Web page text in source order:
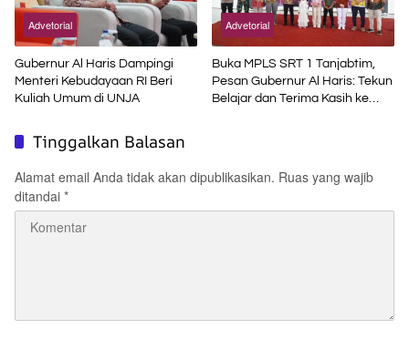
Advetorial
Gubernur Al Haris Dampingi
Menteri Kebudayaan RI Beri
Kuliah Umum di UNJA
Advetorial
Buka MPLS SRT 1 Tanjabtim,
Pesan Gubernur Al Haris: Tekun
Belajar dan Terima Kasih ke
Tinggalkan Balasan
Alamat email Anda tidak akan dipublikasikan. Ruas yang wajib
ditandai *